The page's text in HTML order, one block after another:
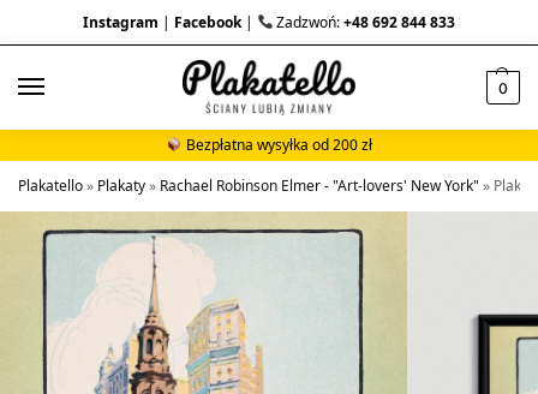
Instagram | Facebook| Zadzwoń:+48 692 844 833
0
Bezpłatna wysyłka od 200 zł
Plakatello» Plakaty» Rachael Robinson Elmer - "Art-lovers' New York" » Plakat